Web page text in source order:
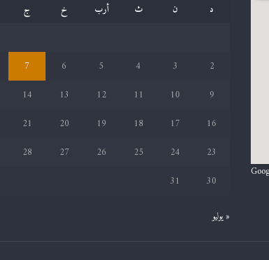
د
ن ث أرب خ ج
2
3
4
5
6
7
9
10
11
12
13
14
16
17
18
19
20
21
23
24
25
26
27
28
30
31
« يوليو